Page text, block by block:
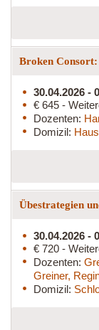
Broken Consort:
30.04.2026 -
€ 645 -
Dozenten:
Domizil:
Übestrategien
30.04.2026 -
€ 720 -
Dozenten:
Greiner,
Domizil: